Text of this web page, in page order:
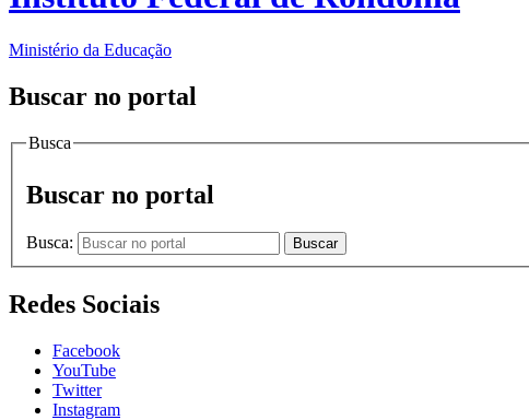
Ministério da Educação
Buscar no portal
Busca
Buscar no portal
Busca: Buscar
Redes Sociais
Facebook
YouTube
Twitter
Instagram